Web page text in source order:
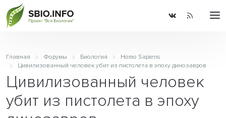
Главная Форумы Биология
Homo Sapiens
Цивилизованный человек убит из пистолета в эпоху динозавров
Цивилизованный человек
убит из пистолета в эпоху